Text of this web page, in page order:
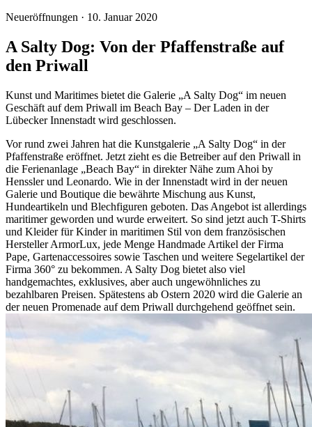
Neueröffnungen · 10. Januar 2020
A Salty Dog: Von der Pfaffenstraße auf
den Priwall
Kunst und Maritimes bietet die Galerie „A Salty Dog“ im neuen
Geschäft auf dem Priwall im Beach Bay – Der Laden in der
Lübecker Innenstadt wird geschlossen.
Vor rund zwei Jahren hat die Kunstgalerie „A Salty Dog“ in der
Pfaffenstraße eröffnet. Jetzt zieht es die Betreiber auf den Priwall in
die Ferienanlage „Beach Bay“ in direkter Nähe zum Ahoi by
Henssler und Leonardo. Wie in der Innenstadt wird in der neuen
Galerie und Boutique die bewährte Mischung aus Kunst,
Hundeartikeln und Blechfiguren geboten. Das Angebot ist allerdings
maritimer geworden und wurde erweitert. So sind jetzt auch T-Shirts
und Kleider für Kinder in maritimen Stil von dem französischen
Hersteller ArmorLux, jede Menge Handmade Artikel der Firma
Pape, Gartenaccessoires sowie Taschen und weitere Segelartikel der
Firma 360° zu bekommen. A Salty Dog bietet also viel
handgemachtes, exklusives, aber auch ungewöhnliches zu
bezahlbaren Preisen. Spätestens ab Ostern 2020 wird die Galerie an
der neuen Promenade auf dem Priwall durchgehend geöffnet sein.